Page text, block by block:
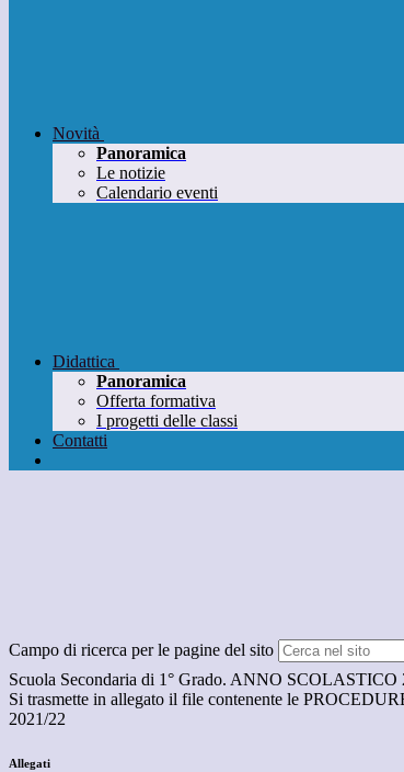
Novità
Panoramica
Le notizie
Calendario eventi
Didattica
Panoramica
Offerta formativa
I progetti delle classi
Contatti
Campo di ricerca per le pagine del sito
Scuola Secondaria di 1° Grado. ANNO SCOLASTICO
Si trasmette in allegato il file contenente le
2021/22
Allegati